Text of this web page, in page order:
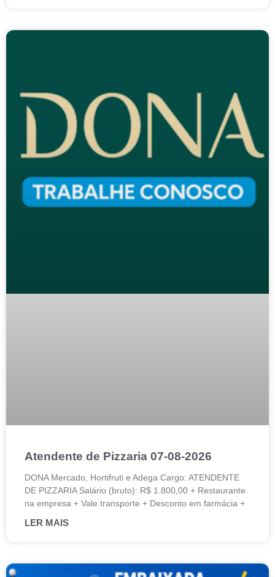
Atendente de Pizzaria 07-08-2026
DONA Mercado, Hortifruti e Adega Cargo: ATENDENTE
DE PIZZARIA Salário (bruto): R$ 1.800,00 + Restaurante
na empresa + Vale transporte + Desconto em farmácia +
LER MAIS